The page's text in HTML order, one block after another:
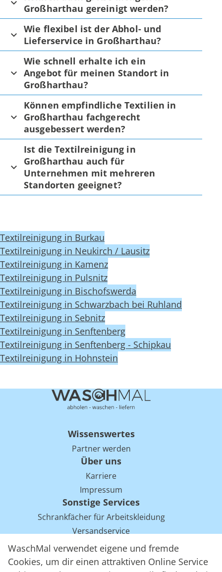
WaschMal verwendet eigene und fremde
Cookies, um dir einen attraktiven Online Service
Großharthau gereinigt werden?
Wie flexibel ist der Abhol- und
Lieferservice in Großharthau?
Wie schnell erhalte ich ein
Angebot für meinen Standort in
Großharthau?
Können empfindliche Textilien in
Großharthau fachgerecht
ausgebessert werden?
Ist die Textilreinigung in
Großharthau auch für
Unternehmen mit mehreren
Standorten geeignet?
Textilreinigung in Burkau
Textilreinigung in Neukirch / Lausitz
Textilreinigung in Kamenz
Textilreinigung in Pulsnitz
Textilreinigung in Bischofswerda
Textilreinigung in Schwarzbach bei Ruhland
Textilreinigung in Sebnitz
Textilreinigung in Senftenberg
Textilreinigung in Senftenberg - Schipkau
Textilreinigung in Hohnstein
Wissenswertes
Partner werden
Über uns
Karriere
Impressum
Sonstige Services
Schrankfächer für Arbeitskleidung
Versandservice
Einsparpotentiale für Mietwäsche bei Arbeitskleidung
Arbeitskleidung Tracking mit RFID